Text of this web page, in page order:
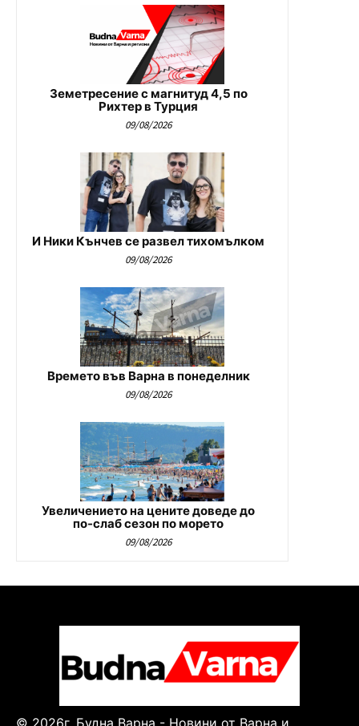
Земетресение с магнитуд 4,5 по
Рихтер в Турция
09/08/2026
И Ники Кънчев се развел тихомълком
09/08/2026
Времето във Варна в понеделник
09/08/2026
Увеличението на цените доведе до
по-слаб сезон по морето
09/08/2026
© 2026г. Будна Варна - Новини от Варна и